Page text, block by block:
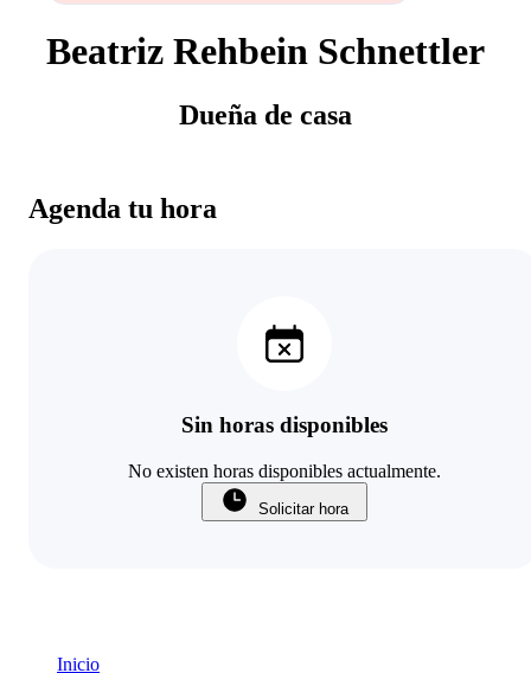
Beatriz Rehbein Schnettler
Dueña de casa
Agenda tu hora
Sin horas disponibles
No existen horas disponibles actualmente.
Solicitar hora
Inicio